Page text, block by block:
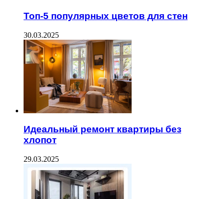
Топ-5 популярных цветов для стен
30.03.2025
Идеальный ремонт квартиры без
хлопот
29.03.2025